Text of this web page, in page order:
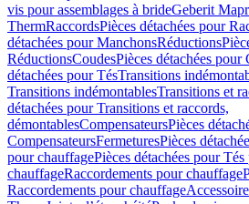
vis pour assemblages à brideGeberit
ThermRaccordsPièces détachées pour
détachées pour ManchonsRéductions
RéductionsCoudesPièces détachées pour
détachées pour TésTransitions
Transitions indémontablesTransitions et
détachées pour Transitions et raccords,
démontablesCompensateursPièces
CompensateursFermeturesPièces
pour chauffagePièces détachées pour Tés
chauffageRaccordements pour chauffage
Raccordements pour chauffage